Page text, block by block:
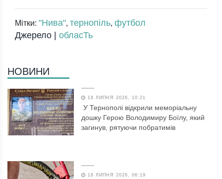
Мітки: "Нива", тернопіль, футбол
Джерело | обласТь
НОВИНИ
18 ЛИПНЯ 2026, 10:21
У Тернополі відкрили меморіальну
дошку Герою Володимиру Боїлу, який
загинув, рятуючи побратимів
18 ЛИПНЯ 2026, 06:19